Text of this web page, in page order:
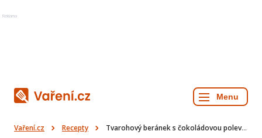
Reklama
Vaření.cz Recepty Tvarohový beránek s čokoládovou polevou